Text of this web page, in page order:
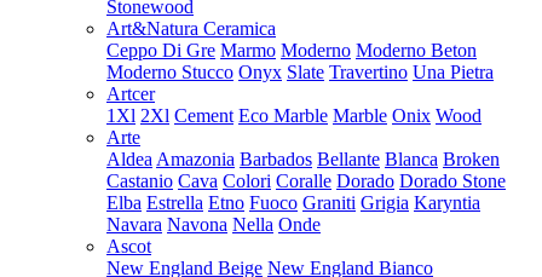
Stonewood
Art&Natura Ceramica
Ceppo Di Gre Marmo Moderno Moderno Beton
Moderno Stucco Onyx Slate Travertino Una Pietra
Artcer
1Xl 2Xl Cement Eco Marble Marble Onix Wood
Arte
Aldea Amazonia Barbados Bellante Blanca Broken
Castanio Cava Colori Coralle Dorado Dorado Stone
Elba Estrella Etno Fuoco Graniti Grigia Karyntia
Navara Navona Nella Onde
Ascot
New England Beige New England Bianco